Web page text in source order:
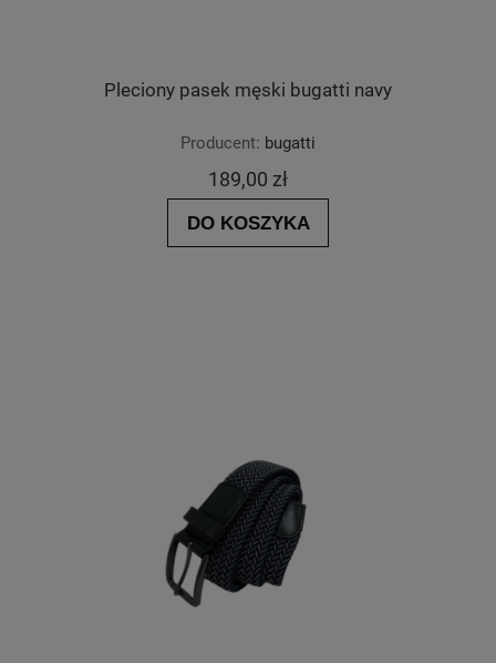
Pleciony pasek męski bugatti navy
Producent: bugatti
189,00 zł
DO KOSZYKA